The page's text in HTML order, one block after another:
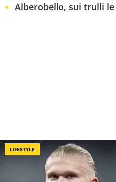
Alberobello, sui trulli
LIFESTYLE